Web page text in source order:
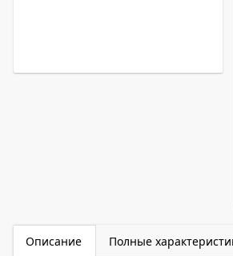
Описание Полные